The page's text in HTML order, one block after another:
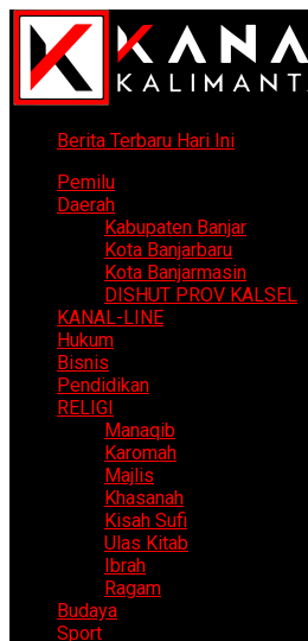
Berita Terbaru Hari Ini
Pemilu
Daerah
Kabupaten Banjar
Kota Banjarbaru
Kota Banjarmasin
DISHUT PROV KALSEL
KANAL-LINE
Hukum
Bisnis
Pendidikan
RELIGI
Manaqib
Karomah
Majlis
Khasanah
Kisah Sufi
Ulas Kitab
Ibrah
Ragam
Budaya
Sport